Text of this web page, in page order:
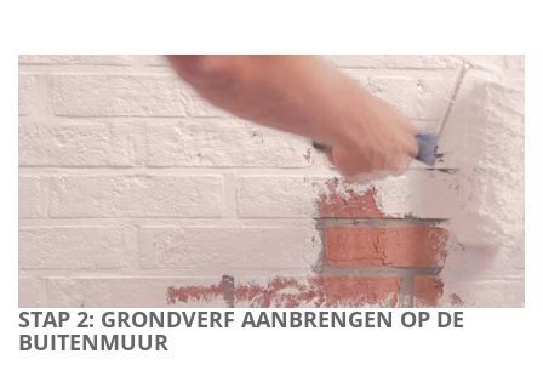
STAP 2: GRONDVERF AANBRENGEN OP DE
BUITENMUUR